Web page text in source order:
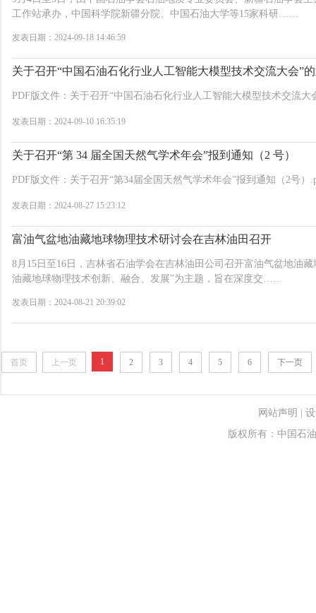
工作站承办，中国科学院新疆分院、中国石油大学等15家科研……
发表日期：2024-09-18 14:46:59
关于召开“中国石油石化行业人工智能大模型技术交流大会”
PDF版文件：关于召开“中国石油石化行业人工智能大模型技术交流
发表日期：2024-09-10 16:35:19
关于召开“第 34 届全国天然气学术年会”报到通知（2 号）
PDF版文件：关于召开“第34届全国天然气学术年会”报到通知（2号
发表日期：2024-08-27 15:23:12
富油气盆地油藏地球物理技术研讨会在吉林油田召开
8月15日至16日，吉林省石油学会在吉林油田公司召开富油气盆地油
油藏地球物理技术创新、融合、发展”为主题，旨在深度交……
发表日期：2024-08-21 20:39:02
首页 上一页 1 2 3 4 5 6 下一页
网站声明
版权所有：中国石